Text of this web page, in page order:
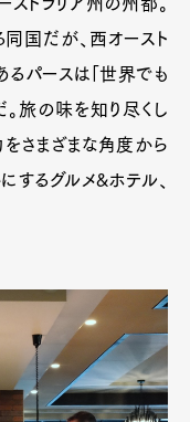
国だが、西オースト
パースは「世界でも
。旅の味を知り尽くし
さまざまな角度から
るグルメ&ホテル、